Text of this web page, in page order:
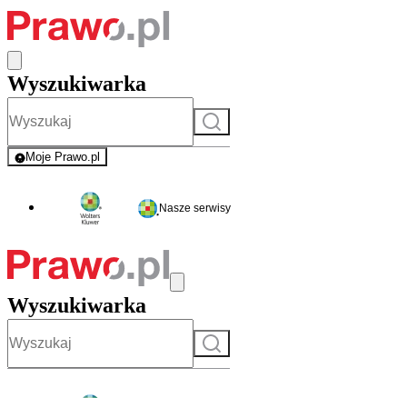
Wyszukiwarka
Szukaj
Moje Prawo.pl
- rejestracja i logowanie do serwisu
Nasze serwisy
Wyszukiwarka
Szukaj